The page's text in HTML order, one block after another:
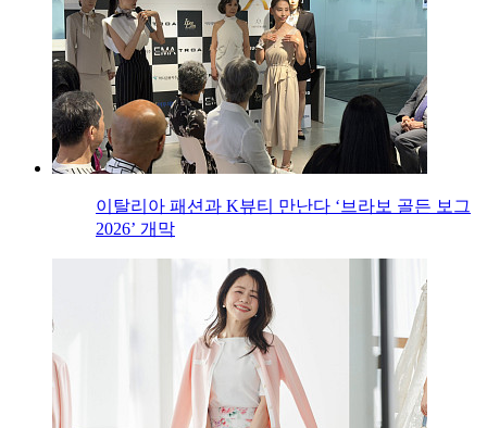
이탈리아 패션과 K뷰티 만난다 ‘브라보 골든 보그
2026’ 개막